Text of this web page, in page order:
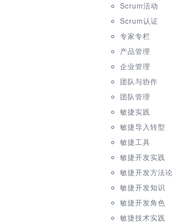
Scrum活动
Scrum认证
专家专栏
产品管理
企业管理
团队与协作
团队管理
敏捷实践
敏捷导入转型
敏捷工具
敏捷开发实践
敏捷开发方法论
敏捷开发知识
敏捷开发角色
敏捷技术实践